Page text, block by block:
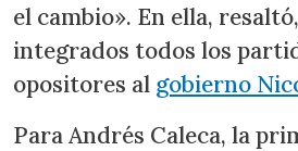
el cambio». En ella,
integrados todos los
opositores al gobierno
Para Andrés Caleca, la